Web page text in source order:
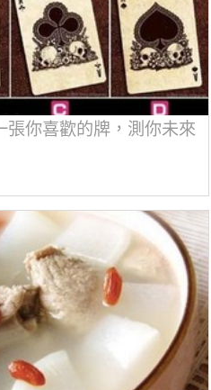
張你喜歡的牌，測你未來